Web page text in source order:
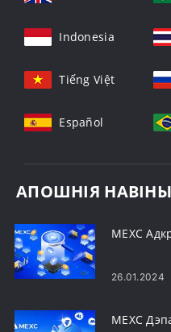
Indonesia
Tiếng Việt
Español
АПОШНІЯ НАВІНЫ
MEXC
26.01.2024
MEXC